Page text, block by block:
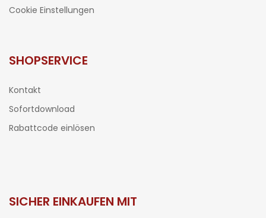
Cookie Einstellungen
SHOPSERVICE
Kontakt
Sofortdownload
Rabattcode einlösen
SICHER EINKAUFEN MIT